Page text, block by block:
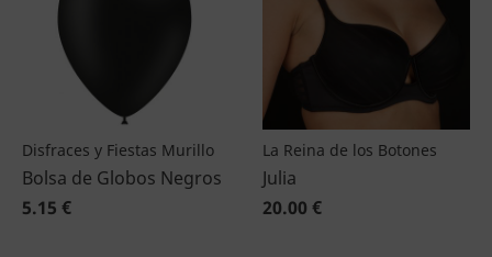
Disfraces y Fiestas Murillo
Bolsa de Globos Negros
5.15 €
La Reina de los Botones
Julia
20.00 €